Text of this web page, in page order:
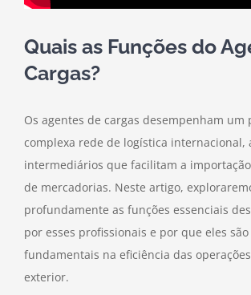
Quais as Funções do
Cargas?
Os agentes de cargas desempenham um
complexa rede de logística internacional,
intermediários que facilitam a
de mercadorias. Neste artigo,
profundamente as funções essenciais
por esses profissionais e por que eles são
fundamentais na eficiência das
exterior.